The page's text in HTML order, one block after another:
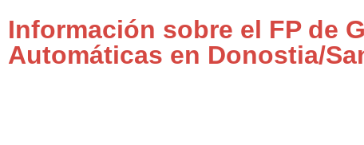
Información sobre el FP de
Automáticas en Donostia/